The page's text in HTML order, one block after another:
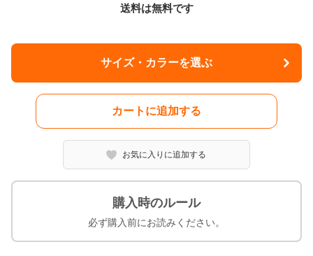
送料は無料です
サイズ・カラーを選ぶ
カートに追加する
お気に入りに追加する
購入時のルール
必ず購入前にお読みください。